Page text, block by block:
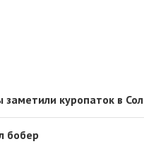
заметили куропаток в
бобер